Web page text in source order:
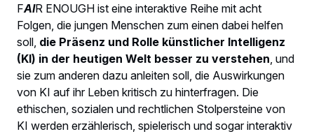
FAIR ENOUGH ist eine interaktive Reihe mit acht
Folgen, die jungen Menschen zum einen dabei helfen
soll, die Präsenz und Rolle künstlicher Intelligenz
(KI) in der heutigen Welt besser zu verstehen , und
sie zum anderen dazu anleiten soll, die Auswirkungen
von KI auf ihr Leben kritisch zu hinterfragen. Die
ethischen, sozialen und rechtlichen Stolpersteine von
KI werden erzählerisch, spielerisch und sogar interaktiv